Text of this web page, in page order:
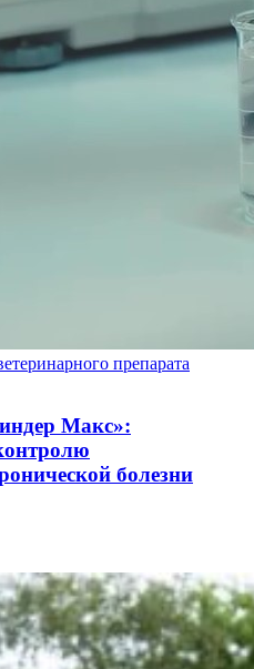
препарата
Макс»:
болезни